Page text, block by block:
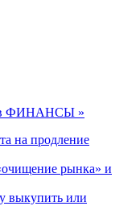
в ФИНАНСЫ »
на продление
рынка» и
выкупить или